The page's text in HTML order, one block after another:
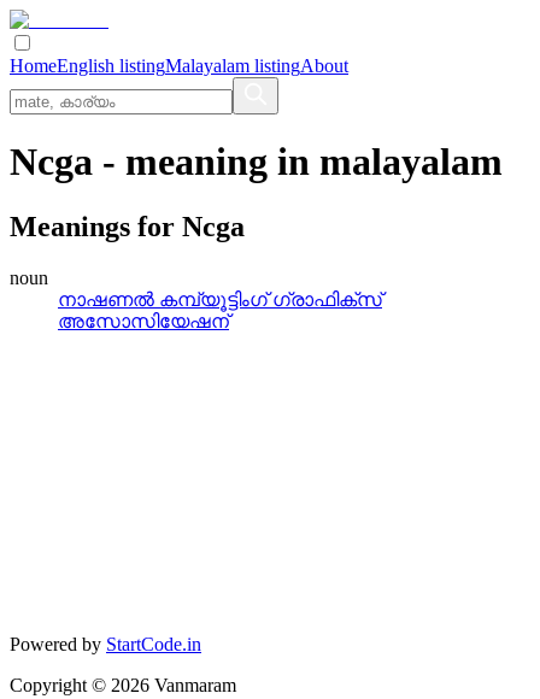
HomeEnglish listingMalayalam listingAbout
Ncga - meaning in malayalam
Meanings for Ncga
noun
നാഷണല്‍ കമ്പ്യൂട്ടിംഗ്‌ ഗ്രാഫിക്‌സ്‌
അസോസിയേഷന്
Powered by StartCode.in
Copyright © 2026 Vanmaram